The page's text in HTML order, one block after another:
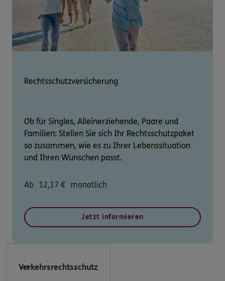
Rechtsschutzversicherung
Ob für Singles, Alleinerziehende, Paare und
Familien: Stellen Sie sich Ihr Rechtsschutzpaket
so zusammen, wie es zu Ihrer Lebenssituation
und Ihren Wünschen passt.
Ab 12,17 € monatlich
Jetzt informieren
Verkehrsrechtsschutz